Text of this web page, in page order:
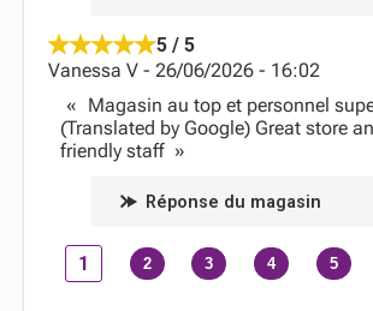
5 / 5
Vanessa V - 26/06/2026 - 16:02
Magasin au top et personnel
(Translated by Google) Great store
friendly staff
Réponse du magasin
1 2 3 4 5